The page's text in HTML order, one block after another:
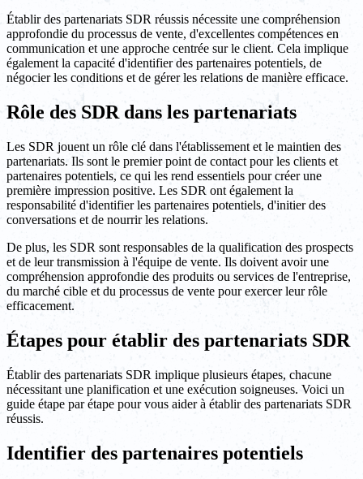
Établir des partenariats SDR réussis nécessite une compréhension
approfondie du processus de vente, d'excellentes compétences en
communication et une approche centrée sur le client. Cela implique
également la capacité d'identifier des partenaires potentiels, de
négocier les conditions et de gérer les relations de manière efficace.
Rôle des SDR dans les partenariats
Les SDR jouent un rôle clé dans l'établissement et le maintien des
partenariats. Ils sont le premier point de contact pour les clients et
partenaires potentiels, ce qui les rend essentiels pour créer une
première impression positive. Les SDR ont également la
responsabilité d'identifier les partenaires potentiels, d'initier des
conversations et de nourrir les relations.
De plus, les SDR sont responsables de la qualification des prospects
et de leur transmission à l'équipe de vente. Ils doivent avoir une
compréhension approfondie des produits ou services de l'entreprise,
du marché cible et du processus de vente pour exercer leur rôle
efficacement.
Étapes pour établir des partenariats SDR
Établir des partenariats SDR implique plusieurs étapes, chacune
nécessitant une planification et une exécution soigneuses. Voici un
guide étape par étape pour vous aider à établir des partenariats SDR
réussis.
Identifier des partenaires potentiels